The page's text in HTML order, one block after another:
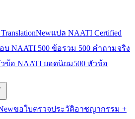
Newแปล NAATI Certified
บ NAATI 500 ข้อรวม 500 คำถามจริง
วข้อ NAATI ยอดนิยม500 หัวข้อ
ขอใบตรวจประวัติอาชญากรรม +